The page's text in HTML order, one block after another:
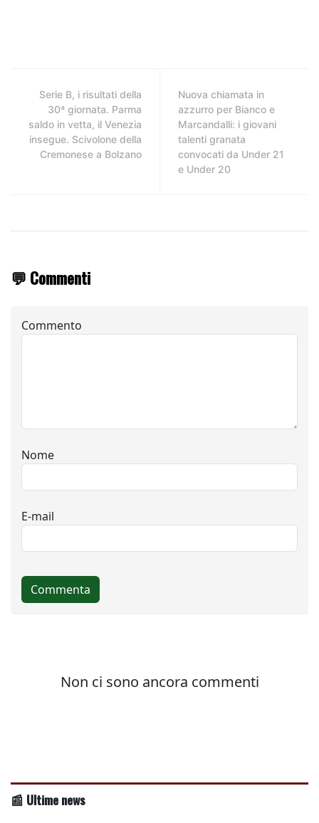
Serie B, i risultati della
30ª giornata. Parma
saldo in vetta, il Venezia
insegue. Scivolone della
Cremonese a Bolzano
Nuova chiamata in
azzurro per Bianco e
Marcandalli: i giovani
talenti granata
convocati da Under 21
e Under 20
💬 Commenti
📰 Ultime news